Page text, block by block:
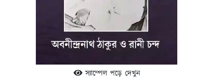
স্যাম্পেল পড়ে দেখুন